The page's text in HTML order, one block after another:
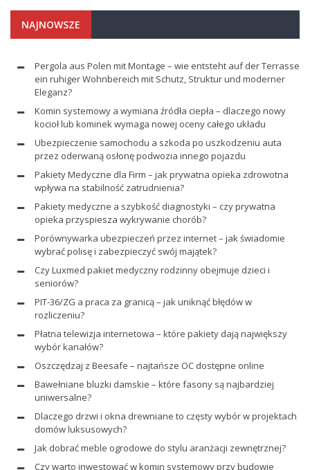
NAJNOWSZE
Pergola aus Polen mit Montage – wie entsteht auf der Terrasse
ein ruhiger Wohnbereich mit Schutz, Struktur und moderner
Eleganz?
Komin systemowy a wymiana źródła ciepła – dlaczego nowy
kocioł lub kominek wymaga nowej oceny całego układu
Ubezpieczenie samochodu a szkoda po uszkodzeniu auta
przez oderwaną osłonę podwozia innego pojazdu
Pakiety Medyczne dla Firm – jak prywatna opieka zdrowotna
wpływa na stabilność zatrudnienia?
Pakiety medyczne a szybkość diagnostyki – czy prywatna
opieka przyspiesza wykrywanie chorób?
Porównywarka ubezpieczeń przez internet – jak świadomie
wybrać polisę i zabezpieczyć swój majątek?
Czy Luxmed pakiet medyczny rodzinny obejmuje dzieci i
seniorów?
PIT-36/ZG a praca za granicą – jak uniknąć błędów w
rozliczeniu?
Płatna telewizja internetowa – które pakiety dają największy
wybór kanałów?
Oszczędzaj z Beesafe – najtańsze OC dostępne online
Bawełniane bluzki damskie – które fasony są najbardziej
uniwersalne?
Dlaczego drzwi i okna drewniane to częsty wybór w projektach
domów luksusowych?
Jak dobrać meble ogrodowe do stylu aranżacji zewnętrznej?
Czy warto inwestować w komin systemowy przy budowie